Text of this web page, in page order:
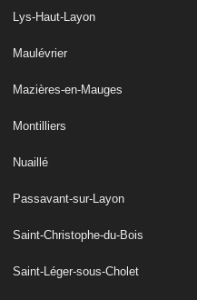
Lys-Haut-Layon
Maulévrier
Mazières-en-Mauges
Montilliers
Nuaillé
Passavant-sur-Layon
Saint-Christophe-du-Bois
Saint-Léger-sous-Cholet